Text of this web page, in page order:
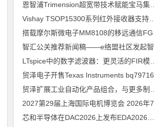
恩智浦Trimension超宽带技术赋能宝马集团Digital Key Plus及生命体存在检测功能
Vishay TSOP15300系列红外接收器支持所有主流遥控代码
LTspice中的数字滤波器：更灵活的FIR模型
2027第29届上海国际电机博览会 2026年7月30日